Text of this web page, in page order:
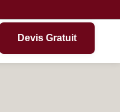
Devis Gratuit